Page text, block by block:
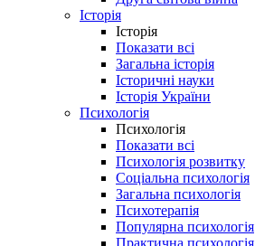
Історія
Історія
Показати всі
Загальна історія
Історичні науки
Історія України
Психологія
Психологія
Показати всі
Психологія розвитку
Соціальна психологія
Загальна психологія
Психотерапія
Популярна психологія
Практична психологія